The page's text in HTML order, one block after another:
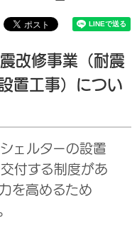
改修事業（耐震
置工事）につい
ェルターの設置
付する制度があ
を高めるため